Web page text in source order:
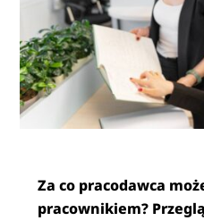
Za co pracodawca
pracownikiem?